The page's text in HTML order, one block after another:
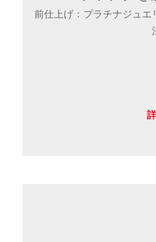
前仕上げ：プラチナジュ